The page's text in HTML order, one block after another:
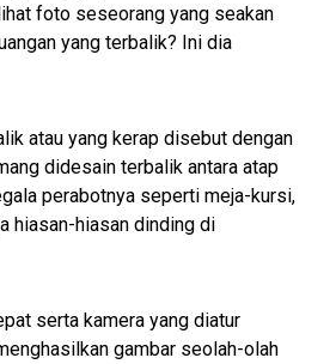
foto seseorang yang seakan
yang terbalik? Ini dia
atau yang kerap disebut dengan
didesain terbalik antara atap
perabotnya seperti meja-kursi,
hiasan-hiasan dinding di
serta kamera yang diatur
gambar seolah-olah